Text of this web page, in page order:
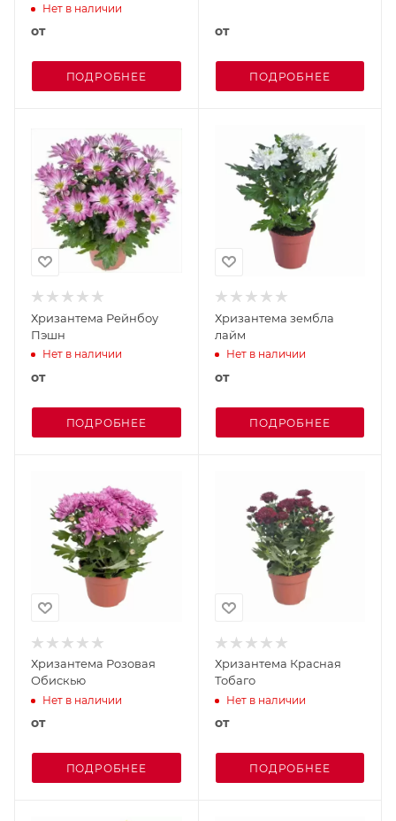
Нет в наличии
от
ПОДРОБНЕЕ
от
ПОДРОБНЕЕ
Хризантема Рейнбоу
Пэшн
Нет в наличии
от
ПОДРОБНЕЕ
Хризантема зембла
лайм
Нет в наличии
от
ПОДРОБНЕЕ
Хризантема Розовая
Обискью
Нет в наличии
от
ПОДРОБНЕЕ
Хризантема Красная
Тобаго
Нет в наличии
от
ПОДРОБНЕЕ